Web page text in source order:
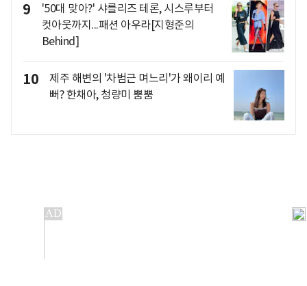
9
'50대 맞아?' 샤를리즈 테론, 시스루부터
컷아웃까지...패션 아우라[지형준의
Behind]
10
제주 해변의 '차범근 며느리'가 왜이리 예
뻐? 한채아, 청량미 뿜뿜